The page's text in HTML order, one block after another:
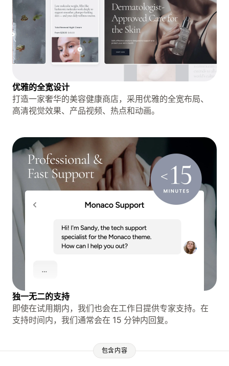
优雅的全宽设计
打造一家奢华的美容健康商店，采用优雅的全宽布局、
高清视觉效果、产品视频、热点和动画。
独一无二的支持
即使在试用期内，我们也会在工作日提供专家支持。在
支持时间内，我们通常会在 15 分钟内回复。
包含内容